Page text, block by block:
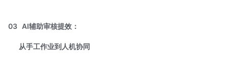
03 AI辅助审核提效：
从手工作业到人机协同